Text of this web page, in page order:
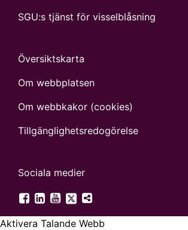
SGU:s tjänst för visselblåsning
Översiktskarta
Om webbplatsen
Om webbkakor (cookies)
Tillgänglighets­redogörelse
Sociala medier
SGU på Facebook
SGU på LinkedIn
SGU på YouTube
SGU på Twitter
Fler digitala kanaler
Aktivera Talande Webb